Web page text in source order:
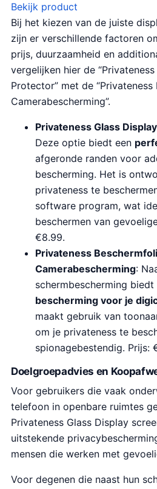
Bekijk product
Bij het kiezen van de juiste
zijn er verschillende factoren
prijs, duurzaamheid en
vergelijken hier de
Protector” met de
Camerabescherming”.
Privateness Glass
Deze optie biedt een
afgeronde randen voor
bescherming. Het is
privateness te
software program, wat
beschermen van
€8.99.
Privateness
Camerabescherming:
schermbescherming
bescherming voor je
maakt gebruik van
om je privateness te
spionagebestendig. Prijs:
Doelgroepadvies en
Voor gebruikers die vaak
telefoon in openbare ruimtes
Privateness Glass Display
uitstekende
mensen die werken met
Voor degenen die naast hun